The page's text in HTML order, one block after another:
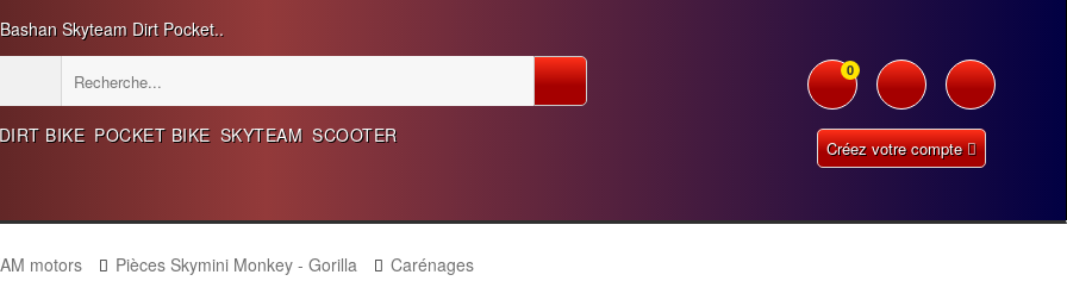
Skyteam Dirt Pocket..
0
Créez votre compte
DIRT BIKE POCKET BIKE SKYTEAM SCOOTER
motors Pièces Skymini Monkey - Gorilla Carénages